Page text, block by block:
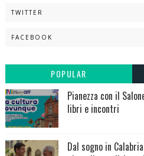
TWITTER
FACEBOOK
POPULAR
Pianezza con il
libri e incontri
Dal sogno in